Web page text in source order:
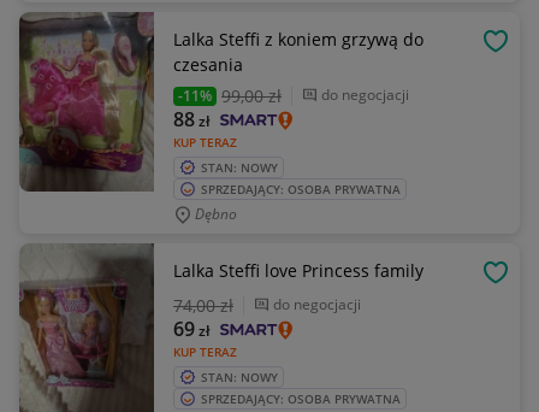
Lalka Steffi z koniem grzywą do
czesania
-11% 99,00 zł do negocjacji
KUP TERAZ
88zł
STAN: NOWY
SPRZEDAJĄCY: OSOBA PRYWATNA
Dębno
Lalka Steffi love Princess family
74,00 zł do negocjacji
KUP TERAZ
69zł
STAN: NOWY
SPRZEDAJĄCY: OSOBA PRYWATNA